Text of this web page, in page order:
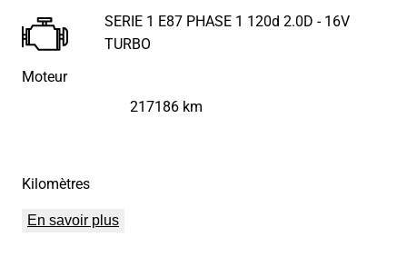
Moteur
SERIE 1 E87 PHASE 1 120d 2.0D - 16V
TURBO
Kilomètres
217186 km
En savoir plus